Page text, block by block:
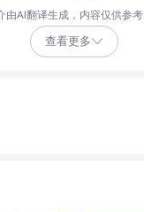
，位于一楼
种用途
由AI翻译生成，内容仅供参考
查看更多